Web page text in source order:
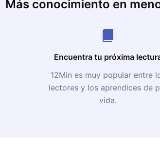
Más conocimiento en
Encuentra tu próxima
12Min es muy popular entre
lectores y los aprendices de
vida.